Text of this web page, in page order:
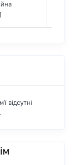
відсутні